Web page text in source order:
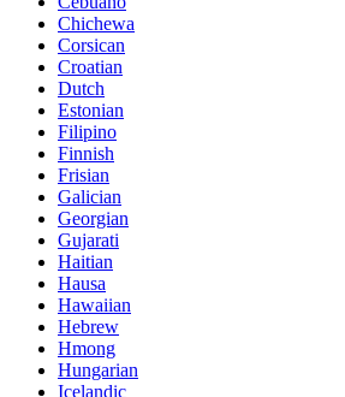
Chichewa
Corsican
Croatian
Dutch
Estonian
Filipino
Finnish
Frisian
Galician
Georgian
Gujarati
Haitian
Hausa
Hawaiian
Hebrew
Hmong
Hungarian
Icelandic